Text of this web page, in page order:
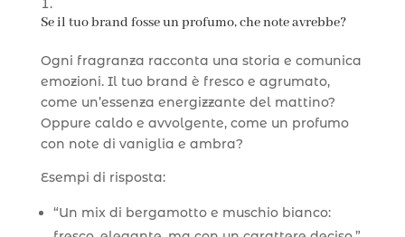
Se il tuo brand fosse un profumo, che note avrebbe?
Ogni fragranza racconta una storia e comunica
emozioni. Il tuo brand è fresco e agrumato,
come un’essenza energizzante del mattino?
Oppure caldo e avvolgente, come un profumo
con note di vaniglia e ambra?
Esempi di risposta:
“Un mix di bergamotto e muschio bianco: